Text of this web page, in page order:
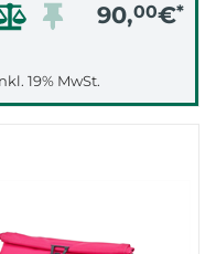
90,00€*
19% MwSt.